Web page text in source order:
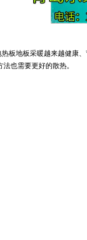
板地板采暖越来越健康、
也需要更好的散热。